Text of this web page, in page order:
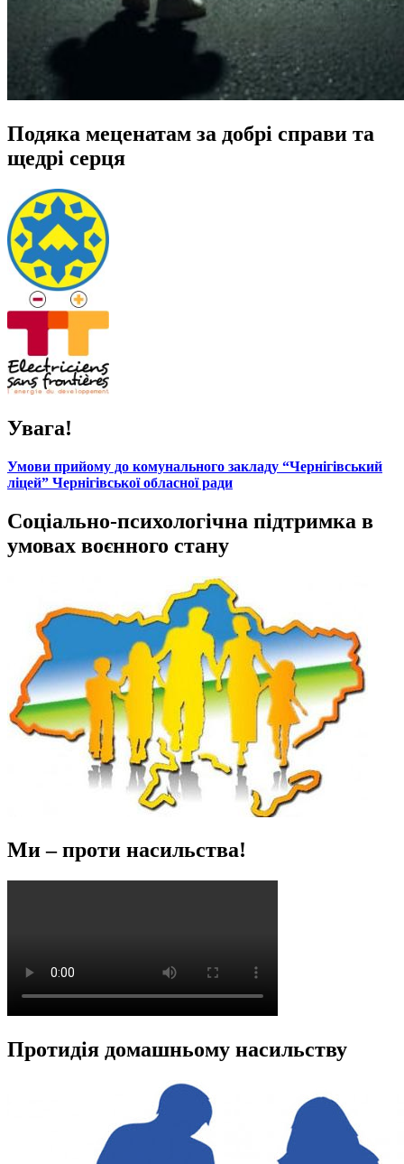
Подяка меценатам за добрі справи та
щедрі серця
Увага!
Умови прийому до комунального закладу “Чернігівський
ліцей” Чернігівської обласної ради
Соціально-психологічна підтримка в
умовах воєнного стану
Ми – проти насильства!
Протидія домашньому насильству